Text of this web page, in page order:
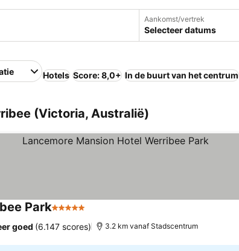
Aankomst/vertrek
Selecteer datums
Hotels Score: 8,0+ In de buurt van het centrum
(Victoria, Australië)
Park5 Sterren
goed (6.147 scores) 3.2 km vanaf Stadscentrum